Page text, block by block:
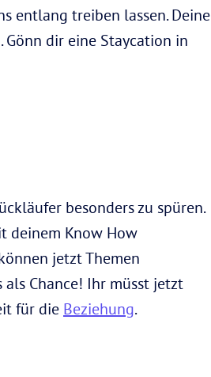
entlang treiben lassen. Deine
Gönn dir eine Staycation in
besonders zu spüren.
deinem Know How
jetzt Themen
Chance! Ihr müsst jetzt
für die Beziehung.